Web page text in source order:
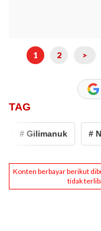
1 2 >
TAG
# Gilimanuk #